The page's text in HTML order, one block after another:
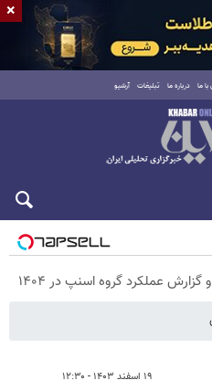
ما درباره ما تبلیغات آرشیو
عملکرد گروه اسنپ در ۱۴۰۴
۱۹ اسفند ۱۴۰۳ - ۱۲:۳۰
×